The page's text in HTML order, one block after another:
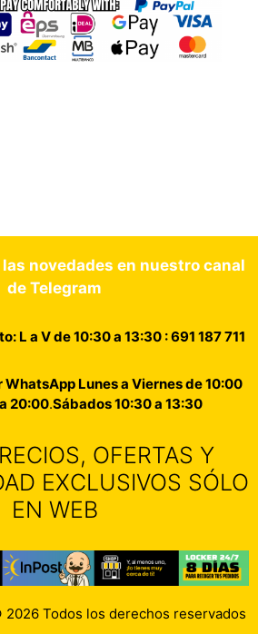
novedades en nuestro canal
de Telegram
L a V de 10:30 a 13:30 : 691 187 711
Lunes a Viernes de 10:00
20:00.Sábados 10:30 a 13:30
OFERTAS Y
EXCLUSIVOS SÓLO
EN WEB
Todos los derechos reservados